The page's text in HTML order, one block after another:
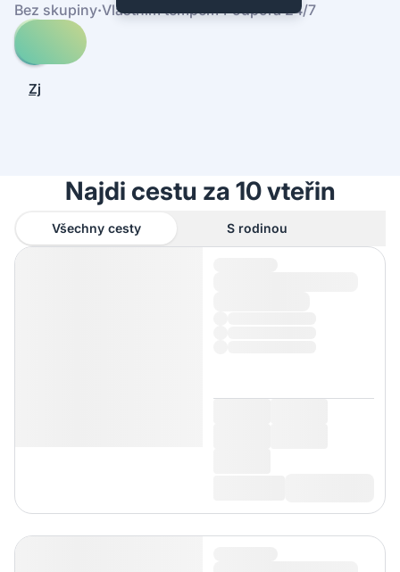
Bez skupiny·Vlastním tempem·Podpora 24/7
Prohledej
cesty
Zjistit,
Najdi cestu za 10 vteřin
Všechny cesty S rodinou